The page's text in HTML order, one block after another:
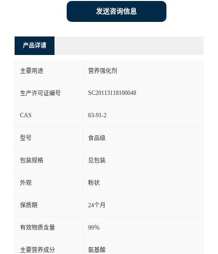
发送咨询信息
产品详请
主要用途 营养强化剂
生产许可证编号 SC20113118100048
CAS 63-91-2
型号 食品级
包装规格 见包装
外观 粉状
保质期 24个月
有效物质含量 99％
主要营养成分 氨基酸